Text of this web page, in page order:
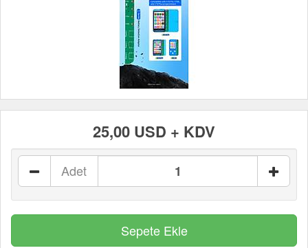
25,00 USD + KDV
Adet